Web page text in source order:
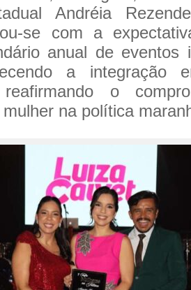
Andréia
se com a
anual de eventos
a integração
o
na política